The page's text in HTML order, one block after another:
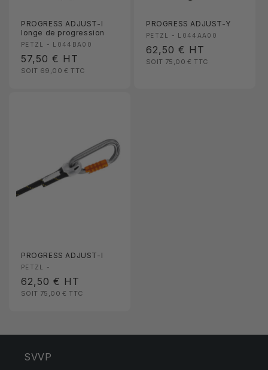
PROGRESS ADJUST-I
longe de progression
Fournisseur :
PETZL - L044BA00
Prix
habituel
57,50 € HT
SOIT 69,00 €TTC
PROGRESS ADJUST-Y
Fournisseur :
PETZL - L044AA00
Prix
habituel
62,50 € HT
SOIT 75,00 €TTC
PROGRESS ADJUST-I
Fournisseur :
PETZL -
Prix
habituel
62,50 € HT
SOIT 75,00 €TTC
SVVP